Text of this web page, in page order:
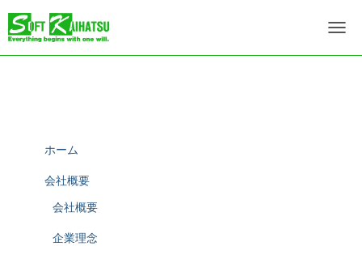
ビ
ホーム
会社概要
会社概要
企業理念